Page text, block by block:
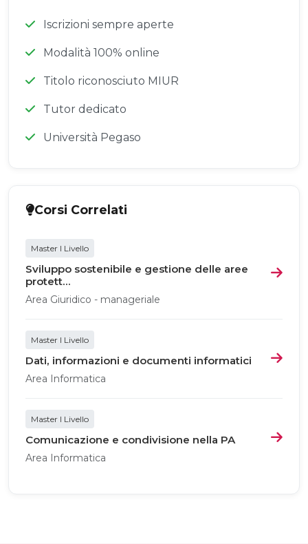
Iscrizioni sempre aperte
Modalità 100% online
Titolo riconosciuto MIUR
Tutor dedicato
Università Pegaso
Corsi Correlati
Master I Livello
Sviluppo sostenibile e gestione delle aree
protett...
Area Giuridico - manageriale
Master I Livello
Dati, informazioni e documenti informatici
Area Informatica
Master I Livello
Comunicazione e condivisione nella PA
Area Informatica